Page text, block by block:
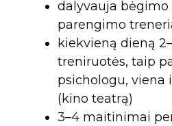
dalyvauja bėgimo
parengimo
kiekvieną dieną
treniruotės, taip
psichologu, viena
(kino teatrą)
3–4 maitinimai